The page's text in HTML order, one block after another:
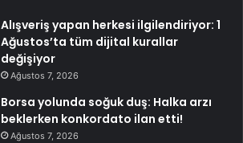
Alışveriş yapan herkesi ilgilendiriyor: 1
Ağustos’ta tüm dijital kurallar
değişiyor
Ağustos 7, 2026
Borsa yolunda soğuk duş: Halka arzı
beklerken konkordato ilan etti!
Ağustos 7, 2026